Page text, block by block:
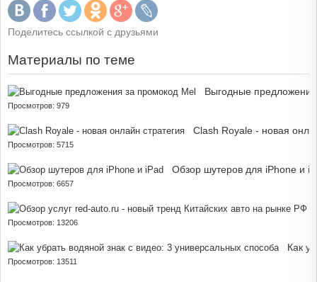
Поделитесь ссылкой с друзьями
Материалы по теме
Выгодные
Просмотров: 979
Clash Royale - новая
Просмотров: 5715
Обзор шутеров для iPhone и
Просмотров: 6657
Просмотров: 13206
Как
Просмотров: 13511